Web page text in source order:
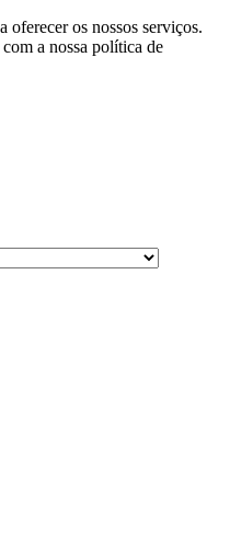
os nossos serviços.
a nossa política de